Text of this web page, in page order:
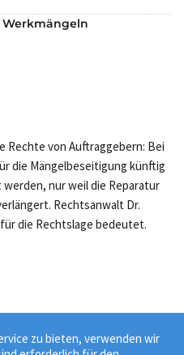
Werkmängeln
von Auftraggebern: Bei
die Mängelbeseitigung künftig
nur weil die Reparatur
Rechtsanwalt Dr.
die Rechtslage bedeutet.
zu bieten, verwenden wir